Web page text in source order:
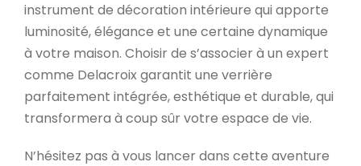
instrument de décoration intérieure qui apporte
luminosité, élégance et une certaine dynamique
à votre maison. Choisir de s’associer à un expert
comme Delacroix garantit une verrière
parfaitement intégrée, esthétique et durable, qui
transformera à coup sûr votre espace de vie.
N’hésitez pas à vous lancer dans cette aventure